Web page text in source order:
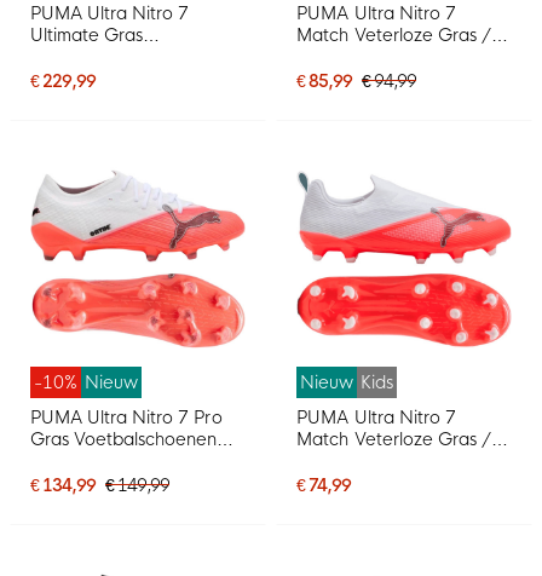
PUMA Ultra Nitro 7
Ultimate Gras
Zwart Intense Mint
€ 229,99
PUMA Ultra Nitro 7
Match Veterloze Gras /
Voetbalschoenen (MG)
€ 85,99 € 94,99
-10% Nieuw
PUMA Ultra Nitro 7 Pro
Gras Voetbalschoenen
€ 134,99 € 149,99
Nieuw Kids
PUMA Ultra Nitro 7
Match Veterloze Gras /
Voetbalschoenen (MG)
€ 74,99